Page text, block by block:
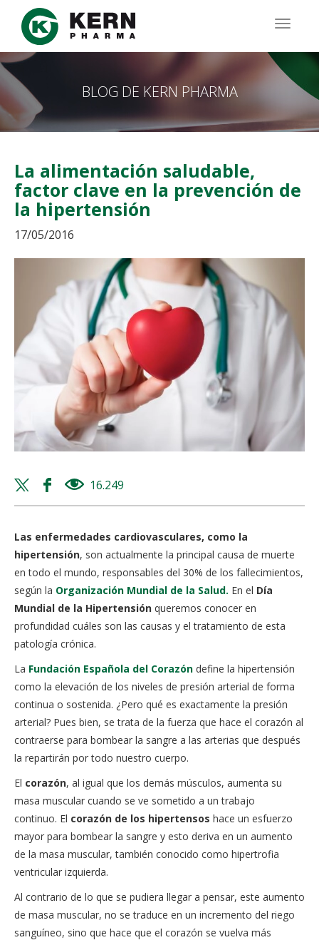
Pasar
contenido
principal
BLOG DE KERN PHARMA
La alimentación saludable,
factor clave en la prevención de
la hipertensión
17/05/2016
Twitter
share
Facebook
share
16.249
Las enfermedades cardiovasculares, como la
hipertensión, son actualmente la principal causa de muerte
en todo el mundo, responsables del 30% de los fallecimientos,
según la Organización Mundial de la Salud. En el Día
Mundial de la Hipertensión queremos conocer en
profundidad cuáles son las causas y el tratamiento de esta
patología crónica.
La Fundación Española del Corazón define la hipertensión
como la elevación de los niveles de presión arterial de forma
continua o sostenida. ¿Pero qué es exactamente la presión
arterial? Pues bien, se trata de la fuerza que hace el corazón al
contraerse para bombear la sangre a las arterias que después
la repartirán por todo nuestro cuerpo.
El corazón, al igual que los demás músculos, aumenta su
masa muscular cuando se ve sometido a un trabajo
continuo. El corazón de los hipertensos hace un esfuerzo
mayor para bombear la sangre y esto deriva en un aumento
de la masa muscular, también conocido como hipertrofia
ventricular izquierda.
Al contrario de lo que se pudiera llegar a pensar, este aumento
de masa muscular, no se traduce en un incremento del riego
sanguíneo, sino que hace que el corazón se vuelva más